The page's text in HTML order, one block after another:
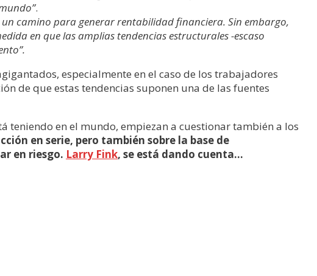
.
un camino para generar rentabilidad financiera. Sin embargo,
en que las amplias tendencias estructurales -escaso
especialmente en el caso de los trabajadores
de que estas tendencias suponen una de las fuentes
en el mundo, empiezan a cuestionar también a los
en serie, pero también sobre la base de
en riesgo. Larry Fink, se está dando cuenta…